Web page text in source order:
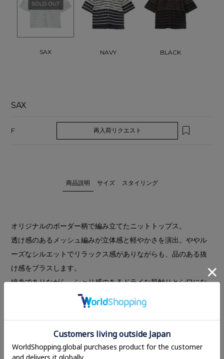
SAX NAVY BLACK
SAX
F 再入荷リクエスト
商品説明 サイズ スタイリング
オリジナルのボーダー柄で編み立てたニットトップス。
透け感のあるメッシュ編みが立体感と軽やかさを演出。ややル
ーズなシルエットでリラックス感がありながらも、品のある抜
け感をプラスします。
綿糸でありながら、シャリ感のあるドライな肌触りとシワにな
りにくい特性を兼ね備え、ロングシーズン活躍するのも魅力で
ても着用いただけます。